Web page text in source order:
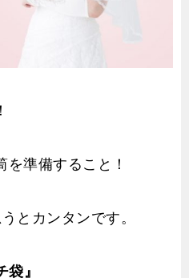
準備すること！
とカンタンです。
』